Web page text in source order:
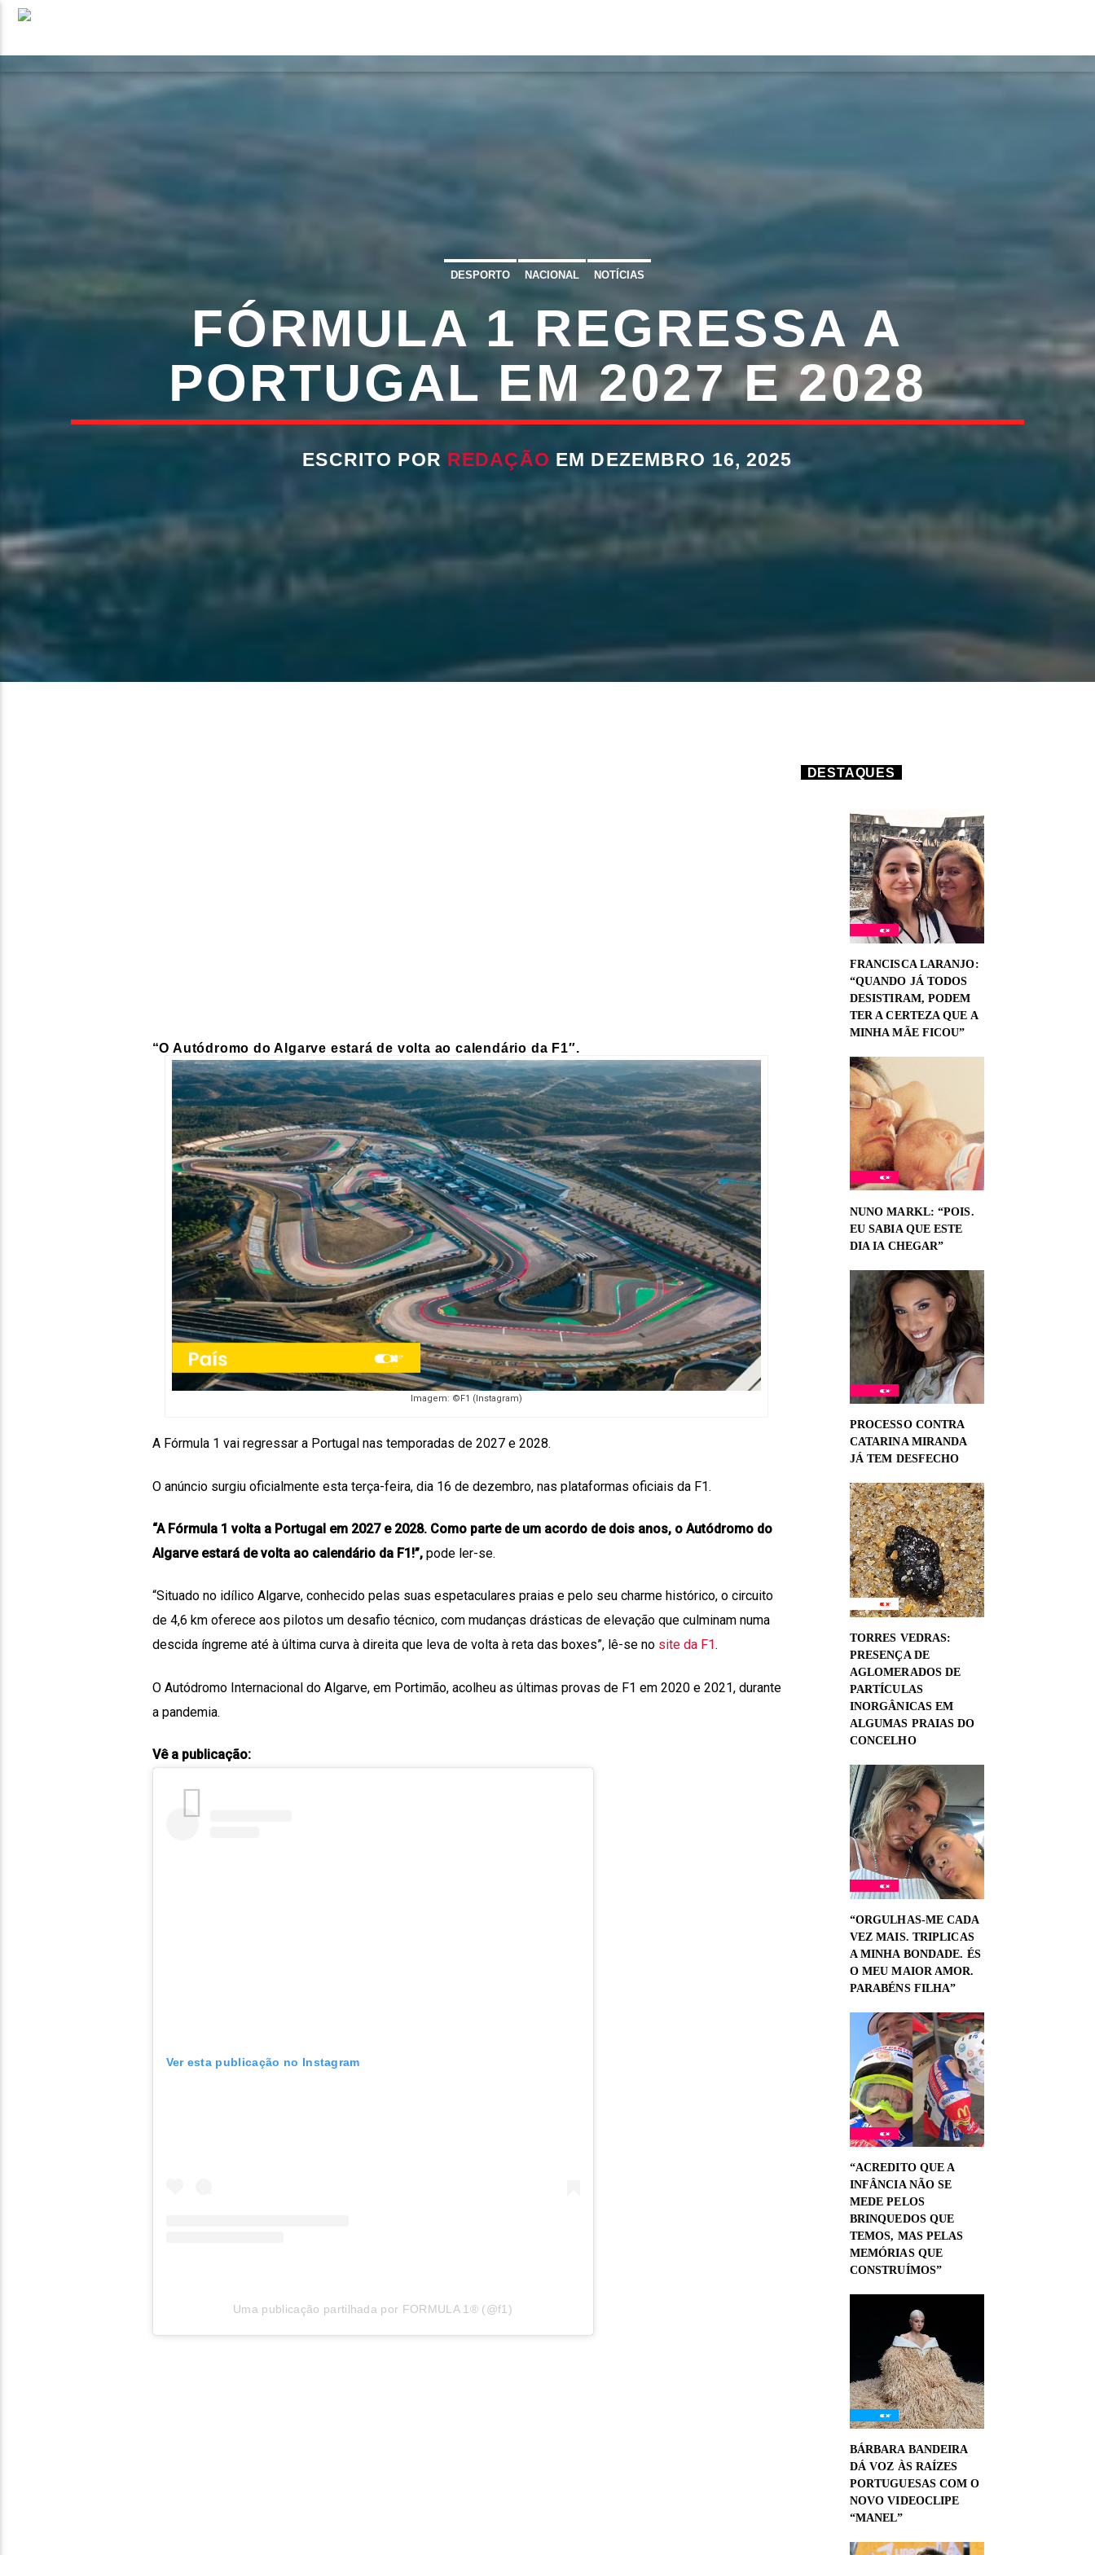
ON FM
DESPORTO NACIONAL NOTÍCIAS
FÓRMULA 1 REGRESSA A
PORTUGAL EM 2027 E 2028
ESCRITO POR REDAÇÃO EM DEZEMBRO 16, 2025
“O Autódromo do Algarve estará de volta ao calendário da F1″.
Imagem: ©F1 (Instagram)
A Fórmula 1 vai regressar a Portugal nas temporadas de 2027 e 2028.
O anúncio surgiu oficialmente esta terça-feira, dia 16 de dezembro, nas plataformas oficiais da F1.
“A Fórmula 1 volta a Portugal em 2027 e 2028. Como parte de um acordo de dois anos, o Autódromo do
Algarve estará de volta ao calendário da F1!”,pode ler-se.
“Situado no idílico Algarve, conhecido pelas suas espetaculares praias e pelo seu charme histórico, o circuito
de 4,6 km oferece aos pilotos um desafio técnico, com mudanças drásticas de elevação que culminam numa
descida íngreme até à última curva à direita que leva de volta à reta das boxes”, lê-se no site da F1.
O Autódromo Internacional do Algarve, em Portimão, acolheu as últimas provas de F1 em 2020 e 2021, durante
a pandemia.
Vê a publicação:
Ver esta publicação no Instagram
Uma publicação partilhada por FORMULA 1® (@f1)
DESTAQUES
FRANCISCA LARANJO:
“QUANDO JÁ TODOS
DESISTIRAM, PODEM
TER A CERTEZA QUE A
MINHA MÃE FICOU”
NUNO MARKL: “POIS.
EU SABIA QUE ESTE
DIA IA CHEGAR”
PROCESSO CONTRA
CATARINA MIRANDA
JÁ TEM DESFECHO
TORRES VEDRAS:
PRESENÇA DE
AGLOMERADOS DE
PARTÍCULAS
INORGÂNICAS EM
ALGUMAS PRAIAS DO
CONCELHO
“ORGULHAS-ME CADA
VEZ MAIS. TRIPLICAS
A MINHA BONDADE. ÉS
O MEU MAIOR AMOR.
PARABÉNS FILHA”
“ACREDITO QUE A
INFÂNCIA NÃO SE
MEDE PELOS
BRINQUEDOS QUE
TEMOS, MAS PELAS
MEMÓRIAS QUE
CONSTRUÍMOS”
BÁRBARA BANDEIRA
DÁ VOZ ÀS RAÍZES
PORTUGUESAS COM O
NOVO VIDEOCLIPE
“MANEL”